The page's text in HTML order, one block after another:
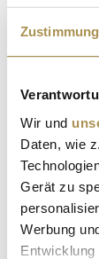
Zustimmung
Wir und
Daten, wie
Gerät zu
Werbung
Entwicklung